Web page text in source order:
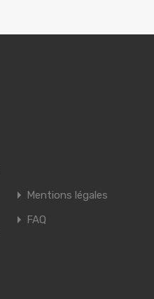
Mentions légales
FAQ